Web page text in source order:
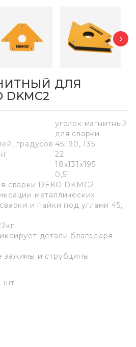
›
ДЛЯ
DKMC2
уголок магнитный
для сварки
градусов 45, 90, 135
22
18x131x195
0,51
сварки DEKO DKMC2
металлических
и пайки под углами 45,
детали благодаря
зажимы и струбцины.
шт.